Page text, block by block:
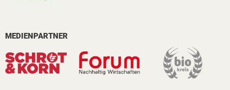
MEDIENPARTNER